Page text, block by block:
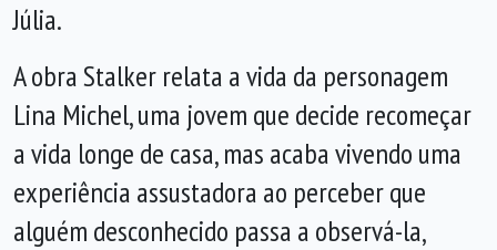
Júlia.
A obra Stalker relata a vida da personagem
Lina Michel, uma jovem que decide recomeçar
a vida longe de casa, mas acaba vivendo uma
experiência assustadora ao perceber que
alguém desconhecido passa a observá-la,